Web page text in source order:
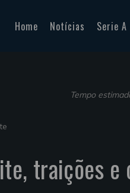
Home Notícias Serie A
Tempo
traições e